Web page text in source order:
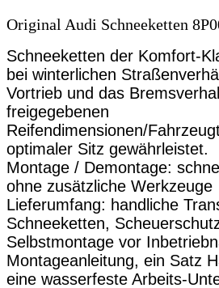
Original Audi Schneeketten
Schneeketten der Komfort-
bei winterlichen
Vortrieb und das
freigegebenen
Reifendimensionen/
optimaler Sitz gewährleistet.
Montage / Demontage:
ohne zusätzliche Werkzeuge
Lieferumfang: handliche
Schneeketten,
Selbstmontage vor
Montageanleitung, ein Satz
eine wasserfeste Arbeits-